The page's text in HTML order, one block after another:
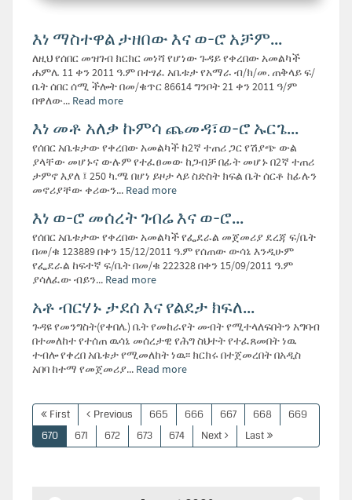
እነ ማስተዋል ታዘበው እና ወ-ሮ አቻም...
ለዚህ የሰበር መዝገብ ክርክር መነሻ የሆነው ጉዳይ የቀረበው አመልካች
ሐምሌ 11 ቀን 2011 ዓ.ም በተፃፈ አቤቱታ የአማራ ብ/ክ/መ. ጠቅላይ ፍ/
ቤት ሰበር ሰሚ ችሎት በመ/ቁጥር 86614 ግንቦት 21 ቀን 2011 ዓ/ም
በዋለው... Read more
እነ መቶ አለቃ ኩምሳ ጨመዳ፣ወ-ሮ ኡርጌ...
የሰበር አቤቱታው የቀረበው አመልካች ከ2ኛ ተጠሪ ጋር የሽያጭ ውል
ያላቸው መሆኑና ውሉም የተፈፀመው ከጋብቻ በፊት መሆኑ በ2ኛ ተጠሪ
ታምኖ እያለ ፤ 250 ካ.ሜ በሆነ ይዞታ ላይ ስድስት ክፍል ቤት ሰርቶ ከፊሉን
መኖሪያቸው ቀሪውን... Read more
እነ ወ-ሮ መሰረት ገብሬ እና ወ-ሮ...
የሰበር አቤቱታው የቀረበው አመልካች የፌደራል መጀመሪያ ደረጃ ፍ/ቤት
በመ/ቁ 123889 በቀን 15/12/2011 ዓ.ም የሰጠው ውሳኔ እንዲሁም
የፌደራል ከፍተኛ ፍ/ቤት በመ/ቁ 222328 በቀን 15/09/2011 ዓ.ም
ያሳለፈው ብይን... Read more
አቶ ብርሃኑ ታደሰ እና የልደታ ክፍለ...
ጉዳዩ የመንግስት(የቀበሌ) ቤት የመከራየት መብት የሚተላለፍበትን አግባብ
በተመለከተ የተሰጠ ዉሳኔ መሰረታዊ የሕግ ስህተት የተፈጸመበት ነዉ
ተብሎ የቀረበ አቤቱታ የሚመለከት ነዉ፡፡ ክርክሩ በተጀመረበት በአዲስ
አበባ ከተማ የመጀመሪያ... Read more
First Previous 665 666 667 668
669
670
671 672 673 674 Next Last